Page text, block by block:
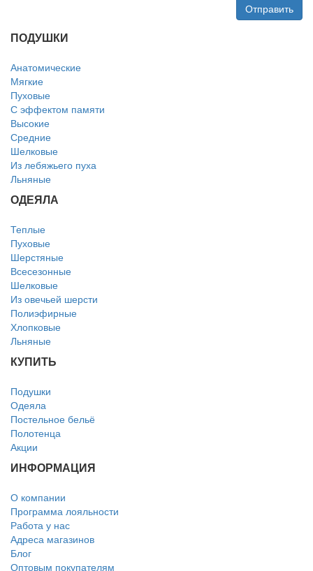
Отправить
ПОДУШКИ
Анатомические
Мягкие
Пуховые
С эффектом памяти
Высокие
Средние
Шелковые
Из лебяжьего пуха
Льняные
ОДЕЯЛА
Теплые
Пуховые
Шерстяные
Всесезонные
Шелковые
Из овечьей шерсти
Полиэфирные
Хлопковые
Льняные
КУПИТЬ
Подушки
Одеяла
Постельное бельё
Полотенца
Акции
ИНФОРМАЦИЯ
О компании
Программа лояльности
Работа у нас
Адреса магазинов
Блог
Оптовым покупателям